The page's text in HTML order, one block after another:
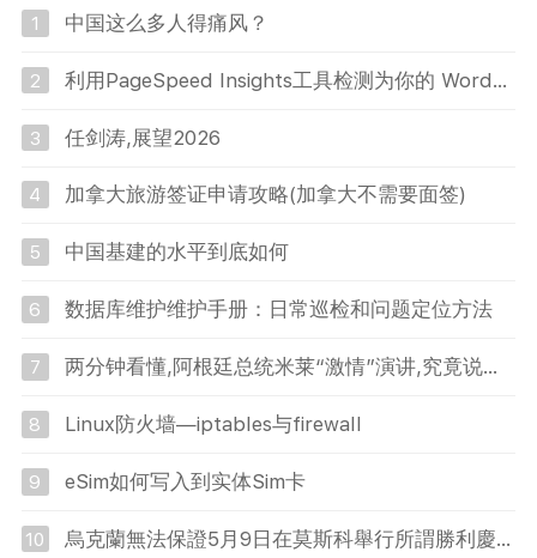
1 中国这么多人得痛风？
2 利用PageSpeed Insights工具检测为你的 WordPress网站加速
3 任剑涛,展望2026
4 加拿大旅游签证申请攻略(加拿大不需要面签)
5 中国基建的水平到底如何
6 数据库维护维护手册：日常巡检和问题定位方法
7 两分钟看懂,阿根廷总统米莱“激情”演讲,究竟说了啥?股票大涨
8 Linux防火墙—iptables与firewall
9 eSim如何写入到实体Sim卡
10 烏克蘭無法保證5月9日在莫斯科舉行所謂勝利慶典的世界各國領導人安全